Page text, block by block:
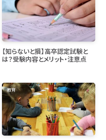
【知らないと損】高卒認定試験と
は？受験内容とメリット・注意点
教育